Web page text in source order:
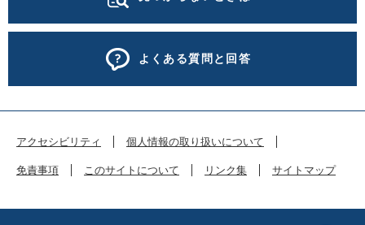
よくある質問と回答
アクセシビリティ 個人情報の取り扱いについて
免責事項 このサイトについて リンク集 サイトマップ